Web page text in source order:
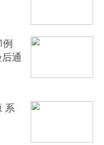
例
通
系